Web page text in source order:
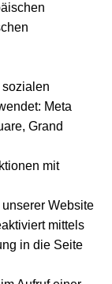
Meta
Grand
mit
Website
mittels
in die Seite